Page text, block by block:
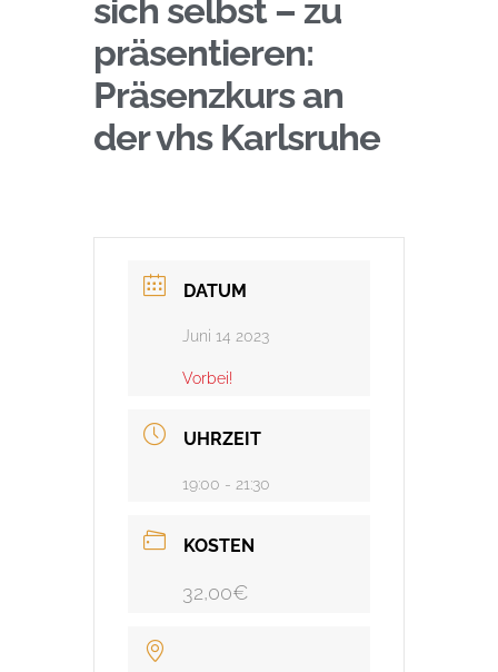
sich selbst – zu
präsentieren:
Präsenzkurs an
der vhs Karlsruhe
DATUM
Juni 14 2023
Vorbei!
UHRZEIT
19:00 - 21:30
KOSTEN
32,00€